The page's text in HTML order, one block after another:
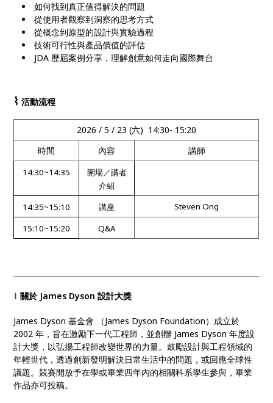
如何找到真正值得解決的問題
從使用者觀察到洞察的思考方式
從概念到原型的設計與實驗過程
技術可行性與產品價值的評估
JDA 歷屆案例分享，理解創意如何走向國際舞台
⌇ 活動流程
2026 / 5 / 23 (六) 14:30- 15:20
時間
內容 講師
14:30~14:35
開場／講者
介紹
14:35~15:10 講座
Steven Ong
15:10~15:20
Q&A
⌇ 關於 James Dyson 設計大獎
James Dyson 基金會 （James Dyson Foundation）成立於
2002 年，旨在激勵下一代工程師，並創辦 James Dyson 年度設
計大獎，以弘揚工程師改變世界的力量。鼓勵設計與工程領域的
年輕世代，透過創新發明解決日常生活中的問題，或回應全球性
議題。競賽開放予在學或畢業四年內的相關科系學生參與，畢業
作品亦可投稿。